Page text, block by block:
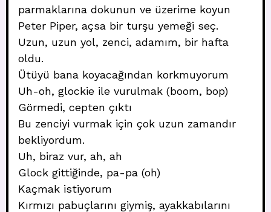
parmaklarına dokunun ve üzerime koyun
Peter Piper, açsa bir turşu yemeği seç.
Uzun, uzun yol, zenci, adamım, bir hafta
oldu.
Ütüyü bana koyacağından korkmuyorum
Uh-oh, glockie ile vurulmak (boom, bop)
Görmedi, cepten çıktı
Bu zenciyi vurmak için çok uzun zamandır
bekliyordum.
Uh, biraz vur, ah, ah
Glock gittiğinde, pa-pa (oh)
Kaçmak istiyorum
Kırmızı pabuçlarını giymiş, ayakkabılarını